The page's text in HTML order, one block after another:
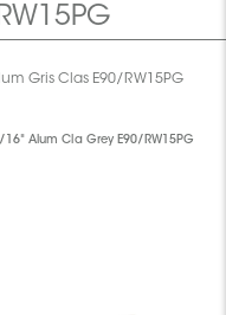
Gris Clas E90/RW15PG
Alum Cla Grey E90/RW15PG